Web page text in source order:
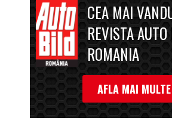
CEA MAI
REVISTA
ROMANIA
AFLA MAI MULTE